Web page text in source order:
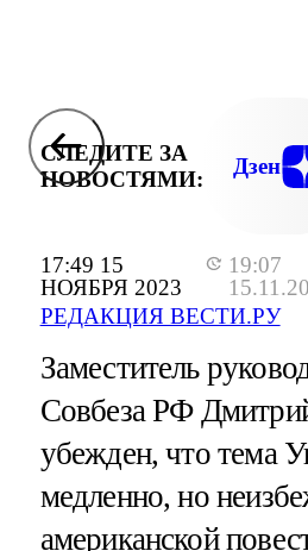
17:49 15
НОЯБРЯ 2023
19:07
РЕДАКЦИЯ ВЕСТИ.РУ
СЛЕДИТЕ ЗА
НОВОСТЯМИ:
Дзен
Заместитель
Совбеза РФ
убежден, что тема
медленно, но
американской